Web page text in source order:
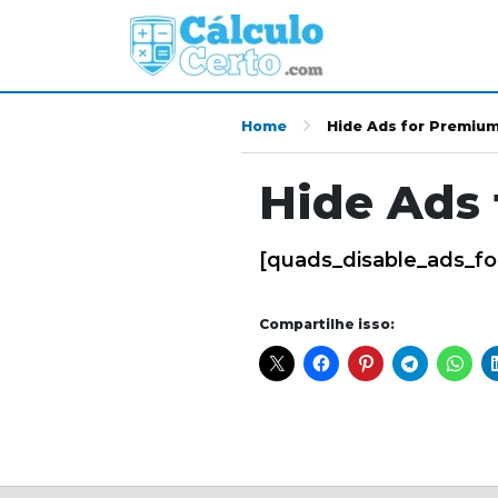
Home Hide Ads for
Hide
Compartilhe isso: